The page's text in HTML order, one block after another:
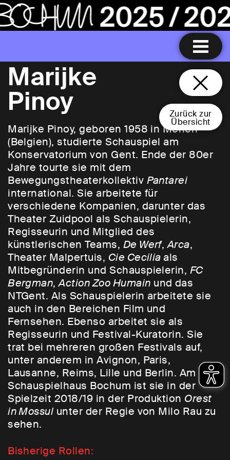
Zurück zur
Übersicht
Marijke
Pinoy
Marijke Pinoy, geboren 1958 in Menen
(Belgien), studierte Schauspiel am
Konservatorium von Gent. Ende der 80er
Jahre tourte sie mit dem
Bewegungstheaterkollektiv Pantarei
international. Sie arbeitete für
verschiedene Kompanien, darunter das
Theater Zuidpool als Schauspielerin,
Regisseurin und Mitglied des
künstlerischen Teams, De Werf,Arca,
Theater Malpertuis, Cie Ceciliaals
Mitbegründerin und Schauspielerin, FC
Bergman,Action Zoo Humain und das
NTGent. Als Schauspielerin arbeitete sie
auch in den Bereichen Film und
Fernsehen. Ebenso arbeitet sie als
Regisseurin und Festival-Kuratorin. Sie
trat bei mehreren großen Festivals auf,
unter anderem in Avignon, Paris,
Lausanne, Reims, Lille und Berlin. Am
Schauspielhaus Bochum ist sie in der
Spielzeit 2018/19 in der Produktion Orest
in Mossul unter der Regie von Milo Rau zu
sehen.
Bisherige Rollen: